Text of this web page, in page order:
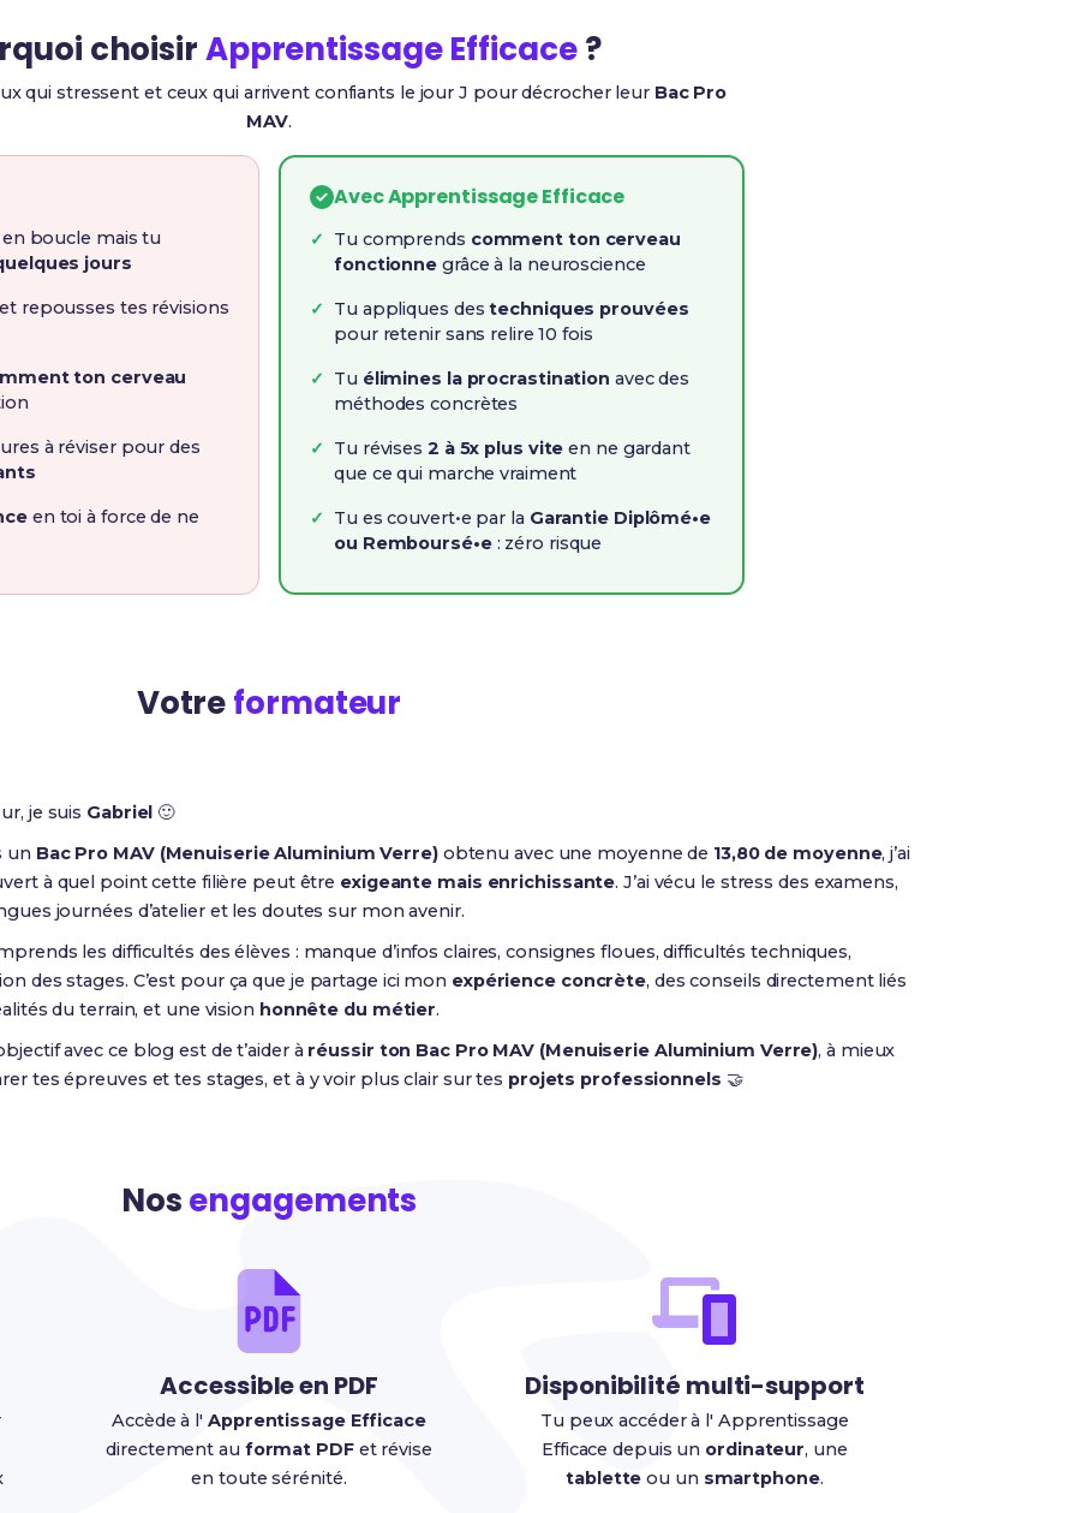
choisirApprentissage Efficace?
qui stressent et ceux qui arrivent confiants le jour J pour décrocher leur Bac Pro
MAV.
boucle mais tu
jours
et repousses tes révisions
ton cerveau
à réviser pour des
en toi à force de ne
Avec Apprentissage Efficace
Tu comprends comment ton cerveau
fonctionne grâce à la neuroscience
Tu appliques destechniques prouvées
pour retenir sans relire 10 fois
Tu élimines la procrastination avec des
méthodes concrètes
Tu révises 2 à 5x plus vite en ne gardant
que ce qui marche vraiment
Tu es couvert•e par la Garantie Diplômé•e
ou Remboursé•e: zéro risque
Votreformateur
je suis Gabriel 🙂
un Bac Pro MAV (Menuiserie Aluminium Verre)obtenu avec une moyenne de 13,80 de moyenne, j’ai
à quel point cette filière peut être exigeante mais enrichissante. J’ai vécu le stress des examens,
journées d’atelier et les doutes sur mon avenir.
les difficultés des élèves : manque d’infos claires, consignes floues, difficultés techniques,
des stages. C’est pour ça que je partage ici mon expérience concrète, des conseils directement liés
du terrain, et une vision honnête du métier.
avec ce blog est de t’aider à réussir ton Bac Pro MAV (Menuiserie Aluminium Verre), à mieux
tes épreuves et tes stages, et à y voir plus clair sur tes projets professionnels 🤝
Nosengagements
Accessible en PDF
Accède à l' Apprentissage Efficace
directement au format PDFet révise
en toute sérénité.
Disponibilité multi-support
Tu peux accéder à l' Apprentissage
Efficace depuis un ordinateur, une
tablette ou un smartphone.